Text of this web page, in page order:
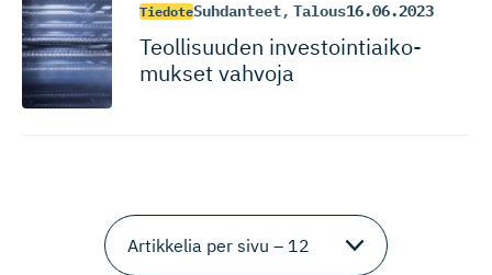
TiedoteSuhdanteet, Talous16.06.2023
Teollisuuden investoin­tiai­ko­
mukset vahvoja